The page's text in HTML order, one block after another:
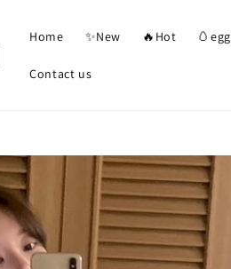
Home ✨New 🔥Hot 🥚egg
Contact us